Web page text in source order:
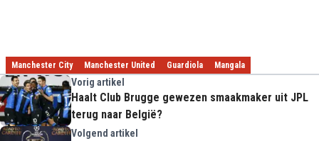
Manchester City Manchester United Guardiola Mangala
Vorig artikel
Haalt Club Brugge gewezen smaakmaker uit JPL
terug naar België?
Volgend artikel